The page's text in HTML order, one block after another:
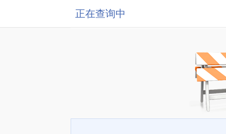
正在查询中